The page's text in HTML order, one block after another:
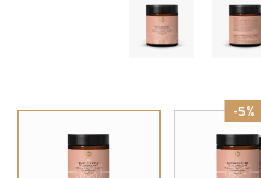
-5%